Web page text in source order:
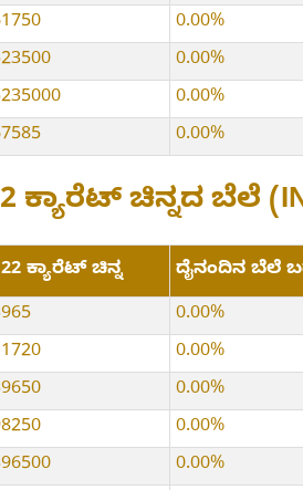
0.00%
0.00%
0.00%
0.00%
ಕ್ಯಾರೆಟ್ ಚಿನ್ನದ ಬೆಲೆ
ಕ್ಯಾರೆಟ್ ಚಿನ್ನ
ದೈನಂದಿನ ಬೆಲೆ
0.00%
0.00%
0.00%
0.00%
0.00%